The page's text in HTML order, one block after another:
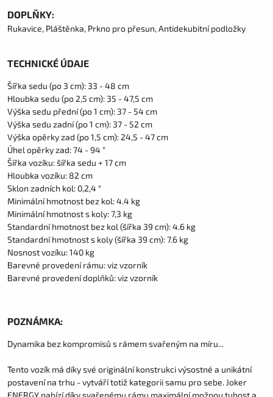
DOPLŇKY:
Rukavice, Pláštěnka, Prkno pro přesun, Antidekubitní podložky
TECHNICKÉ ÚDAJE
Šířka sedu (po 3 cm): 33 - 48 cm
Hloubka sedu (po 2,5 cm): 35 - 47,5 cm
Výška sedu přední (po 1 cm): 37 - 54 cm
Výška sedu zadní (po 1 cm): 37 - 52 cm
Výška opěrky zad (po 1,5 cm): 24,5 - 47 cm
Úhel opěrky zad: 74 - 94 °
Šířka vozíku: šířka sedu + 17 cm
Hloubka vozíku: 82 cm
Sklon zadních kol: 0,2,4 °
Minimální hmotnost bez kol: 4.4 kg
Minimální hmotnost s koly: 7,3 kg
Standardní hmotnost bez kol (šířka 39 cm): 4.6 kg
Standardní hmotnost s koly (šířka 39 cm): 7.6 kg
Nosnost vozíku: 140 kg
Barevné provedení rámu: viz vzorník
Barevné provedení doplňků: viz vzorník
POZNÁMKA:
Dynamika bez kompromisů s rámem svařeným na míru...
Tento vozík má díky své originální konstrukci výsostné a unikátní
postavení na trhu - vytváří totiž kategorii samu pro sebe. Joker